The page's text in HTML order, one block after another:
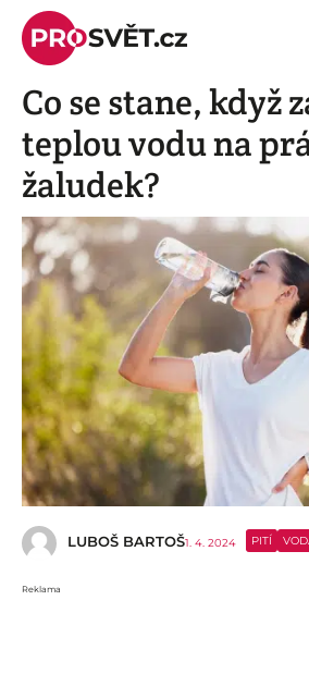
Skip
content
Co se stane, když
teplou vodu na
žaludek?
LUBOŠ BARTOŠ1. 4. 2024 PITÍ
Reklama